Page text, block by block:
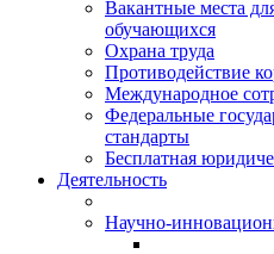
Вакантные места
обучающихся
Охрана труда
Противодействие
Международное
Федеральные
стандарты
Бесплатная
Деятельность
Научно-